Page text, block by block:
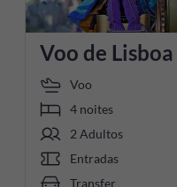
Voo de Lisboa
Voo
4 noites
2 Adultos
Entradas
Transfer